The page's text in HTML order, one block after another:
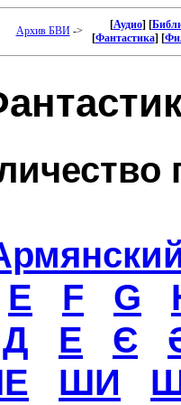
Архив БВИ-> [Аудио] [
[Фантастика] [
E F G
Д Е Є
ШИ